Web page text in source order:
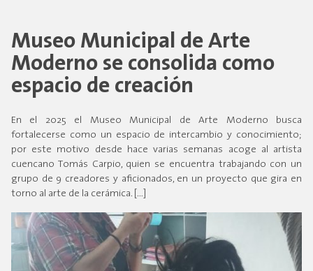
Museo Municipal de Arte
Moderno se consolida como
espacio de creación
En el 2025 el Museo Municipal de Arte Moderno busca
fortalecerse como un espacio de intercambio y conocimiento;
por este motivo desde hace varias semanas acoge al artista
cuencano Tomás Carpio, quien se encuentra trabajando con un
grupo de 9 creadores y aficionados, en un proyecto que gira en
torno al arte de la cerámica. […]